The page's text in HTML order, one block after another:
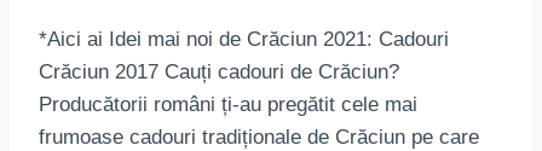
*Aici ai Idei mai noi de Crăciun 2021: Cadouri
Crăciun 2017 Cauți cadouri de Crăciun?
Producătorii români ți-au pregătit cele mai
frumoase cadouri tradiționale de Crăciun pe care